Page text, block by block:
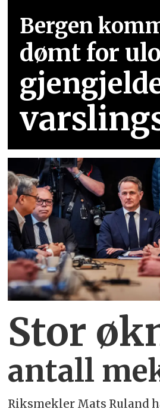
Bergen
dømt for
Stor
antall
Riksmekler Mats Ruland